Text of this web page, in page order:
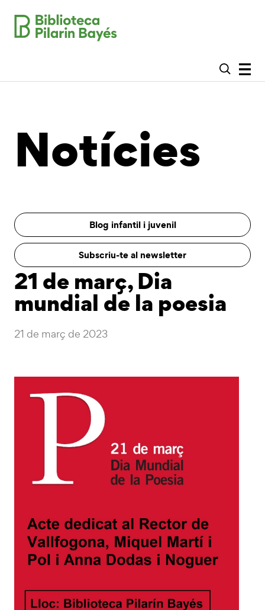
Notícies
Blog infantil i juvenil
Subscriu-te al newsletter
21 de març, Dia
mundial de la poesia
21 de març de 2023